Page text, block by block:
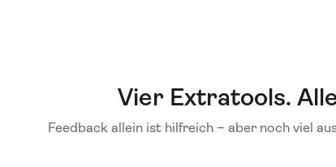
Vier Extratools.
Feedback allein ist hilfreich – aber noch viel